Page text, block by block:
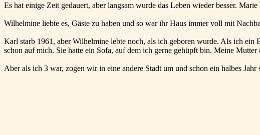
Es hat einige Zeit gedauert, aber langsam wurde das Leben wieder besser.
Wilhelmine liebte es, Gäste zu haben und so war ihr Haus immer voll mit
Karl starb 1961, aber Wilhelmine lebte noch, als ich geboren wurde. Als ich
schon auf mich. Sie hatte ein Sofa, auf dem ich gerne gehüpft bin. Meine
Aber als ich 3 war, zogen wir in eine andere Stadt um und schon ein halbes